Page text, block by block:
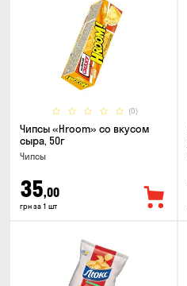
(0)
Чипсы «Hroom» со вкусом
сыра, 50г
Чипсы
35,00
грн за 1 шт